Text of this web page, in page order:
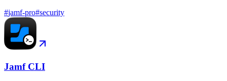
#jamf-pro#security
Jamf CLI